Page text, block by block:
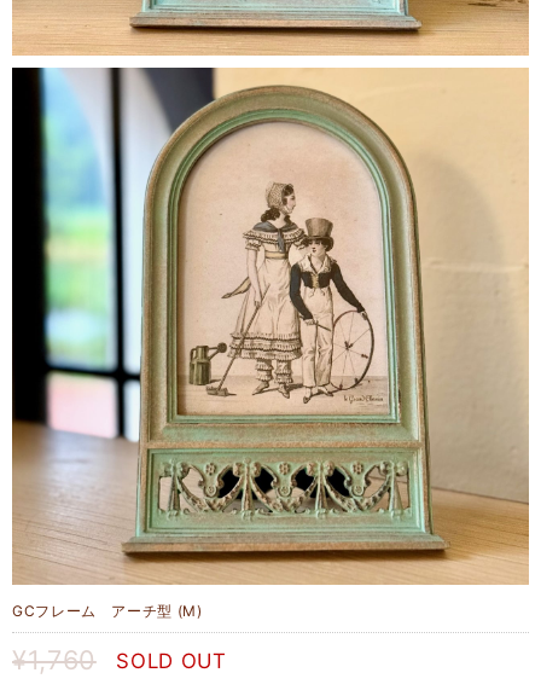
GCフレーム アーチ型 (M)
¥1,760 SOLD OUT